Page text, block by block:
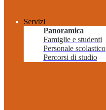
Servizi
Panoramica
Famiglie e studenti
Personale scolastico
Percorsi di studio